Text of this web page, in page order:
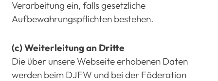
Verarbeitung ein, falls gesetzliche
Aufbewahrungspflichten bestehen.
(c) Weiterleitung an Dritte
Die über unsere Webseite erhobenen Daten
werden beim DJFW und bei der Föderation